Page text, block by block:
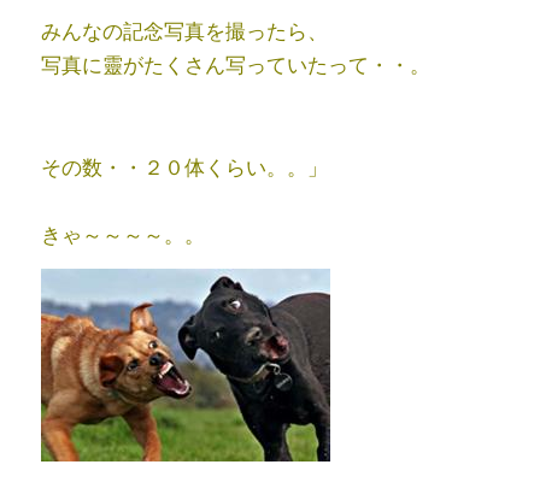
みんなの記念写真を撮ったら、
写真に靈がたくさん写っていたって・・。
その数・・２０体くらい。。」
きゃ～～～～。。